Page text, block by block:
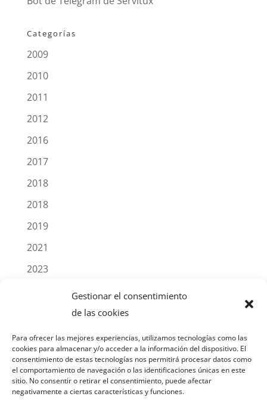
Gestionar el consentimiento
de las cookies
Para ofrecer las mejores experiencias, utilizamos tecnologías como las
cookies para almacenar y/o acceder a la información del dispositivo. El
consentimiento de estas tecnologías nos permitirá procesar datos como
el comportamiento de navegación o las identificaciones únicas en este
sitio. No consentir o retirar el consentimiento, puede afectar
negativamente a ciertas características y funciones.
Categorías
2009
2010
2011
2012
2016
2017
2018
2018
2019
2021
2023
Noticias
Productos